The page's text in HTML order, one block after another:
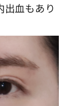
出血もあり